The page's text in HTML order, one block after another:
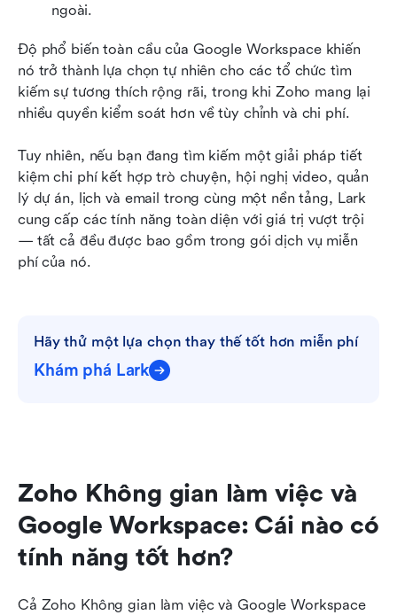
ngoài.
Độ phổ biến toàn cầu của Google Workspace khiến
nó trở thành lựa chọn tự nhiên cho các tổ chức tìm
kiếm sự tương thích rộng rãi, trong khi Zoho mang lại
nhiều quyền kiểm soát hơn về tùy chỉnh và chi phí.
Tuy nhiên, nếu bạn đang tìm kiếm một giải pháp tiết
kiệm chi phí kết hợp trò chuyện, hội nghị video, quản
lý dự án, lịch và email trong cùng một nền tảng, Lark
cung cấp các tính năng toàn diện với giá trị vượt trội
— tất cả đều được bao gồm trong gói dịch vụ miễn
phí của nó.
Hãy thử một lựa chọn thay thế tốt hơn miễn phí
Khám phá Lark
Zoho Không gian làm việc và
Google Workspace: Cái nào có
tính năng tốt hơn?
Cả Zoho Không gian làm việc và Google Workspace